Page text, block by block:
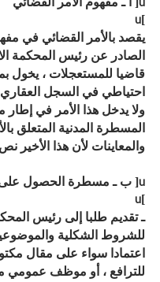
u
]
u
الصادر عن رئيس المحكمة
قاضيا للمستعجلات ، يخول
احتياطي في السجل
المسطرة المدنية المتعلق
والمعاينات لأن هذا الأخير
u[ ب ـ مسطرة الحصول على
]
u
ـ تقديم طلبا إلى رئيس
للشروط الشكلية
اعتمادا سواء على مقال
للترافع ، أو موظف عمومي